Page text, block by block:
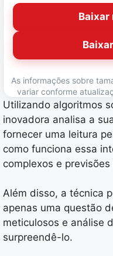
Baixar
As informações sobre
variar conforme
Utilizando algoritmos
inovadora analisa a
fornecer uma leitura
como funciona essa
complexos e
Além disso, a técnica
apenas uma questão
meticulosos e análise
surpreendê-lo.